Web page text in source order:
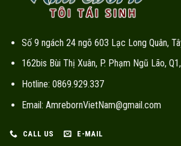
Số 9 ngách 24 ngõ 603 Lạc Long Quân,
162bis Bùi Thị Xuân, P. Phạm Ngũ Lão,
Hotline: 0869.929.337
Email: AmrebornVietNam@gmail.com
CALL US E-MAIL